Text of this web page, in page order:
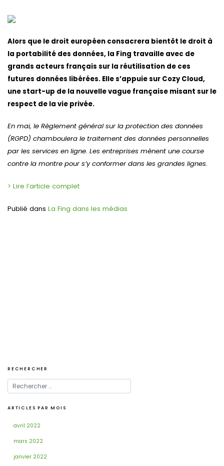
Alors que le droit européen consacrera bientôt le droit à
la portabilité des données, la Fing travaille avec de
grands acteurs français sur la réutilisation de ces
futures données libérées. Elle s’appuie sur Cozy Cloud,
une start-up de la nouvelle vague française misant sur le
respect de la vie privée.
En mai, le Règlement général sur la protection des données
(RGPD) chamboulera le traitement des données personnelles
par les services en ligne. Les entreprises mènent une course
contre la montre pour s’y conformer dans les grandes lignes.
> Lire l’article complet
Publié dans La Fing dans les médias
RECHERCHER
ARTICLES PAR MOIS
avril 2022
mars 2022
janvier 2022